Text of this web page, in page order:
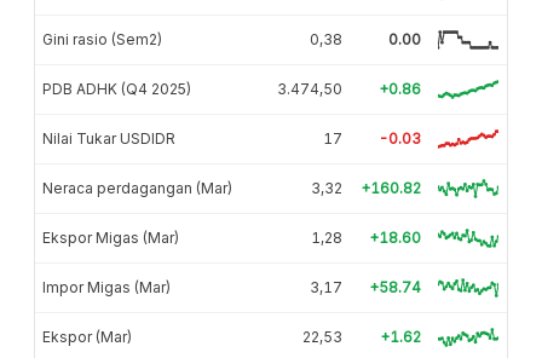
Gini rasio (Sem2) 0,38 0.00
PDB ADHK (Q4 2025) 3.474,50 +0.86
Nilai Tukar USDIDR 17 -0.03
Neraca perdagangan (Mar) 3,32 +160.82
Ekspor Migas (Mar) 1,28 +18.60
Impor Migas (Mar) 3,17 +58.74
Ekspor (Mar) 22,53 +1.62